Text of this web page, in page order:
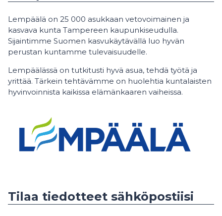
Lempäälä on 25 000 asukkaan vetovoimainen ja
kasvava kunta Tampereen kaupunkiseudulla.
Sijaintimme Suomen kasvukäytävällä luo hyvän
perustan kuntamme tulevaisuudelle.
Lempäälässä on tutkitusti hyvä asua, tehdä työtä ja
yrittää. Tärkein tehtävämme on huolehtia kuntalaisten
hyvinvoinnista kaikissa elämänkaaren vaiheissa.
Tilaa tiedotteet sähköpostiisi